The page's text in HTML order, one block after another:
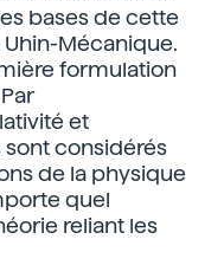
les bases de cette
Mécanique.
formulation
et
sont considérés
de la physique
quel
reliant les